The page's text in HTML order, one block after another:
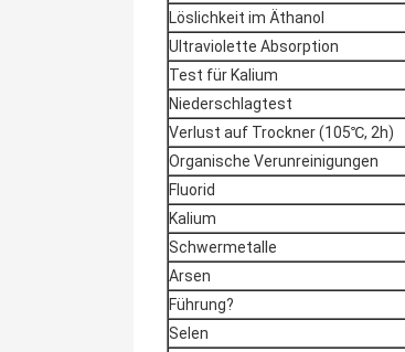
Löslichkeit im Äthanol
Ultraviolette Absorption
Test für Kalium
Niederschlagtest
Verlust auf Trockner (105℃, 2h)
Organische Verunreinigungen
Fluorid
Kalium
Schwermetalle
Arsen
Führung?
Selen